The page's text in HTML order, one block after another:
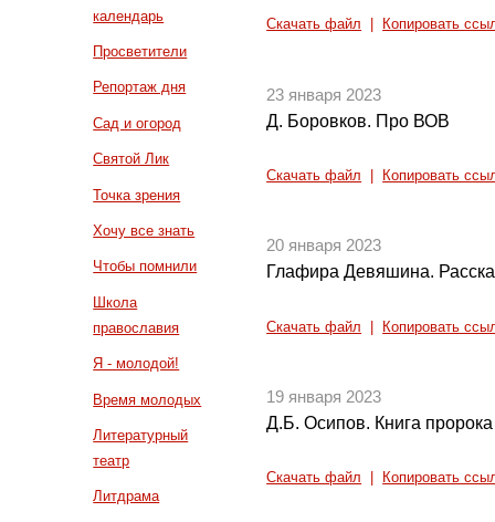
календарь
Просветители
Репортаж дня
Сад и огород
Святой Лик
Точка зрения
Хочу все знать
Чтобы помнили
Школа
православия
Я - молодой!
Время молодых
Литературный
театр
Литдрама
Скачать файл Копировать
23 января 2023
Д. Боровков. Про ВОВ
Скачать файл Копировать
20 января 2023
Глафира Девяшина.
Скачать файл Копировать
19 января 2023
Д.Б. Осипов. Книга
Скачать файл Копировать